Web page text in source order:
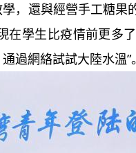
，還與經營手工糖果
在學生比疫情前更多
過網絡試試大陸水溫”。